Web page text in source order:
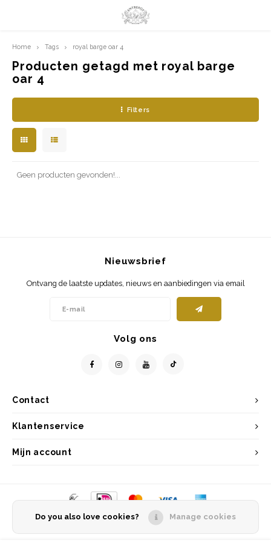
Hoofdmenu / limited prints
LIMITED PRINTS
AMSTERDAM
CLASSIC LADIES
Hoofdmenu
Taal
English
Home Tags royal barge oar 4
Producten getagd met royal barge
oar 4
Filters
Geen producten gevonden!...
Contact
Nieuwsbrief
Ontvang de laatste updates, nieuws en aanbiedingen via email
Volg ons
Klantenservice
Mijn account
© Copyright 2026 Entrepôt Holland - Powered byLightspeed- Theme by
Do you also love cookies? Manage cookies